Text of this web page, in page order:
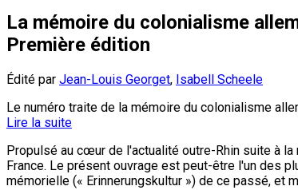
La mémoire du colonialisme
Première édition
Édité par Jean-Louis Georget, Isabell Scheele
Le numéro traite de la mémoire du colonialisme
Lire la suite
Propulsé au cœur de l'actualité outre-Rhin suite à
France. Le présent ouvrage est peut-être l'un des
mémorielle (« Erinnerungskultur ») de ce passé, et